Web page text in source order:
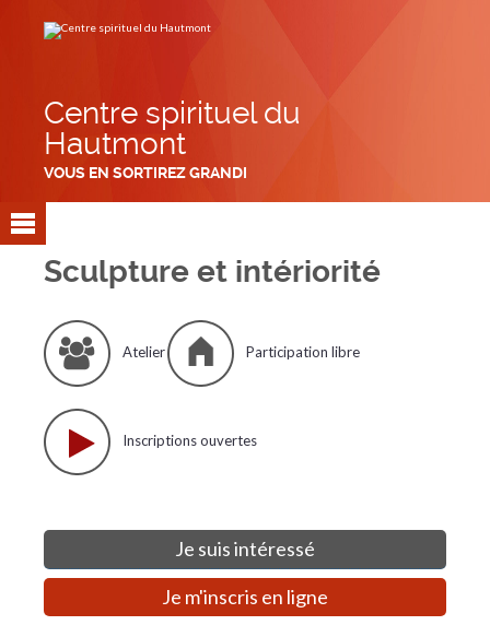
contenu.
Centre spirituel du
Hautmont
VOUS EN SORTIREZ GRANDI
Sculpture et intériorité
Atelier Participation libre
Inscriptions ouvertes
Je suis intéressé
Je m'inscris en ligne